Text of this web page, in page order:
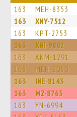
163 MEH-8353
163 XNY-7512
163 KPT-2753
163 XNI-9802
163 ANM-1291
163 MEH-2050
163 INE-8143
163 MZ-8763
163 YN-6994